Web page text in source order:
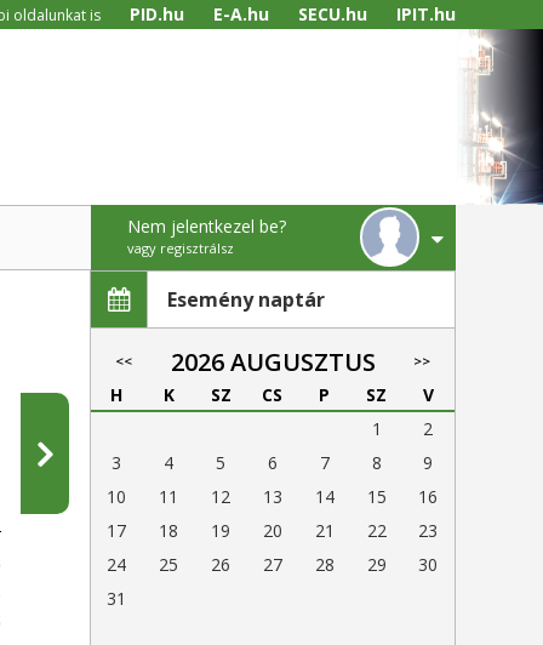
oldalunkat is PID.hu E-A.hu SECU.hu IPIT.hu
Nem jelentkezel be?
vagy regisztrálsz
Esemény naptár
<< 2026 AUGUSZTUS >>
H K SZ CS P SZ
V
1
2
3
4 5 6 7 8
9
10
11 12 13 14 15
16
17
18 19 20 21 22
23
24
25 26 27 28 29
30
31